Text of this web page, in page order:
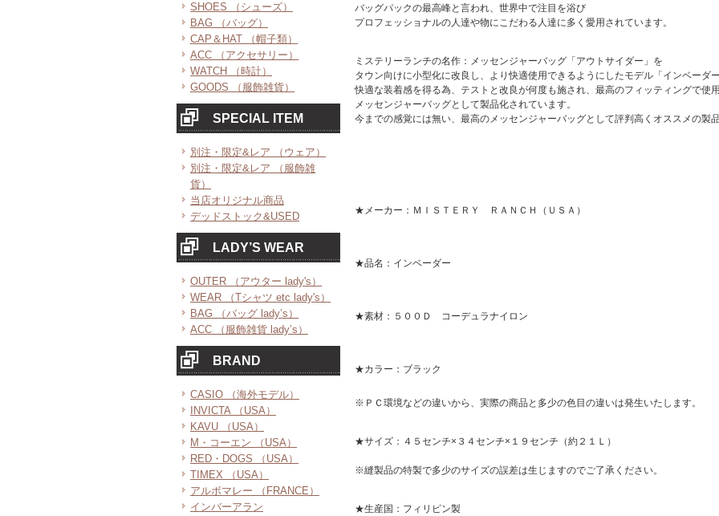
SHOES （シューズ）
BAG （バッグ）
CAP＆HAT （帽子類）
ACC （アクセサリー）
WATCH （時計）
GOODS （服飾雑貨）
SPECIAL ITEM
別注・限定&レア （ウェア）
別注・限定&レア （服飾雑
貨）
当店オリジナル商品
デッドストック&USED
LADY’S WEAR
OUTER （アウター lady's）
WEAR （Tシャツ etc lady's）
BAG （バッグ lady’s）
ACC （服飾雑貨 lady’s）
BRAND
CASIO （海外モデル）
INVICTA （USA）
KAVU （USA）
M・コーエン （USA）
RED・DOGS （USA）
TIMEX （USA）
アルボマレー （FRANCE）
インバーアラン
バッグパックの最高峰と言われ、世界中で注目を浴び
プロフェッショナルの人達や物にこだわる人達に多く愛用されています。
ミステリーランチの名作：メッセンジャーバッグ「アウトサイダー」を
タウン向けに小型化に改良し、より快適使用できるようにしたモデル「インベーダー
快適な装着感を得る為、テストと改良が何度も施され、最高のフィッティングで使
メッセンジャーバッグとして製品化されています。
今までの感覚には無い、最高のメッセンジャーバッグとして評判高くオススメの製品
★メーカー：ＭＩＳＴＥＲＹ ＲＡＮＣＨ（ＵＳＡ）
★品名：インベーダー
★素材：５００Ｄ コーデュラナイロン
★カラー：ブラック
※ＰＣ環境などの違いから、実際の商品と多少の色目の違いは発生いたします。
★サイズ：４５センチ×３４センチ×１９センチ（約２１Ｌ）
※縫製品の特製で多少のサイズの誤差は生じますのでご了承ください。
★生産国：フィリピン製